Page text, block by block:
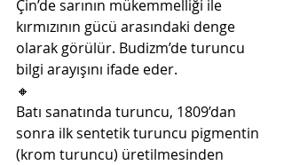
Çin’de sarının mükemmelliği ile
kırmızının gücü arasındaki denge
olarak görülür. Budizm’de turuncu
bilgi arayışını ifade eder.
🔸
Batı sanatında turuncu, 1809’dan
sonra ilk sentetik turuncu pigmentin
(krom turuncu) üretilmesinden